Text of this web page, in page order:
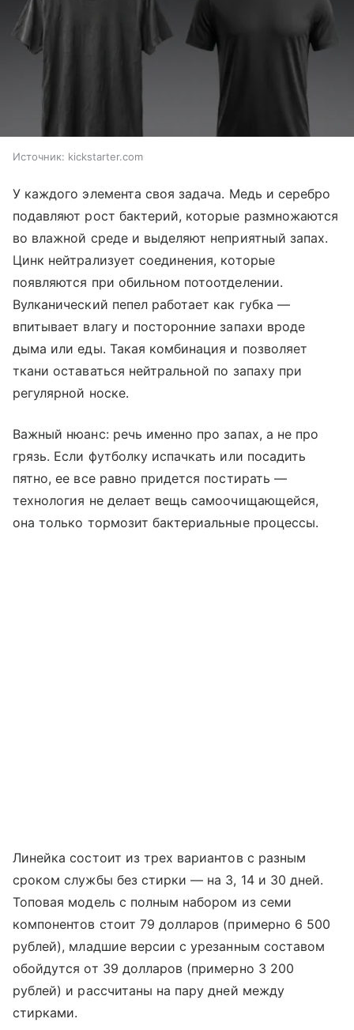
Источник: kickstarter.com
У каждого элемента своя задача. Медь и серебро
подавляют рост бактерий, которые размножаются
во влажной среде и выделяют неприятный запах.
Цинк нейтрализует соединения, которые
появляются при обильном потоотделении.
Вулканический пепел работает как губка —
впитывает влагу и посторонние запахи вроде
дыма или еды. Такая комбинация и позволяет
ткани оставаться нейтральной по запаху при
регулярной носке.
Важный нюанс: речь именно про запах, а не про
грязь. Если футболку испачкать или посадить
пятно, ее все равно придется постирать —
технология не делает вещь самоочищающейся,
она только тормозит бактериальные процессы.
Линейка состоит из трех вариантов с разным
сроком службы без стирки — на 3, 14 и 30 дней.
Топовая модель с полным набором из семи
компонентов стоит 79 долларов (примерно 6 500
рублей), младшие версии с урезанным составом
обойдутся от 39 долларов (примерно 3 200
рублей) и рассчитаны на пару дней между
стирками.